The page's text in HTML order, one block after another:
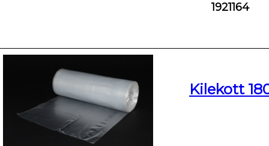
1921164
Kilekott